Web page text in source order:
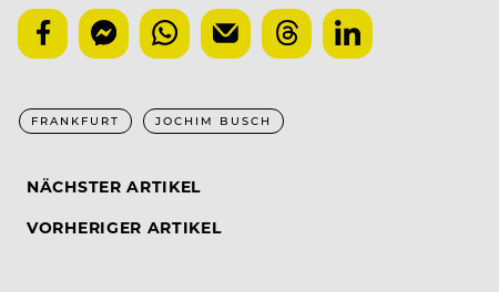
FRANKFURT JOCHIM BUSCH
NÄCHSTER ARTIKEL
VORHERIGER ARTIKEL